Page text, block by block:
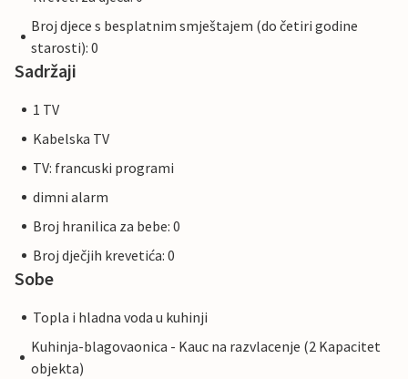
Broj djece s besplatnim smještajem (do četiri godine
starosti): 0
Sadržaji
1 TV
Kabelska TV
TV: francuski programi
dimni alarm
Broj hranilica za bebe: 0
Broj dječjih krevetića: 0
Sobe
Topla i hladna voda u kuhinji
Kuhinja-blagovaonica - Kauc na razvlacenje (2 Kapacitet
objekta)